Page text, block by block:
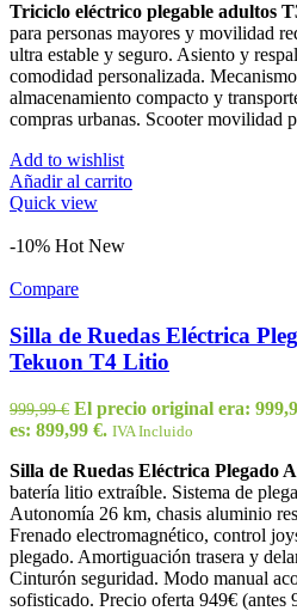
Triciclo eléctrico plegable adultos
para personas mayores y movilidad
ultra estable y seguro. Asiento y
comodidad personalizada.
almacenamiento compacto y
compras urbanas. Scooter movilidad
Add to wishlist
Añadir al carrito
Quick view
-10% Hot New
Compare
Silla de Ruedas Eléctrica
Tekuon T4 Litio
999,99€ El precio original era:
es: 899,99 €. IVA Incluido
Silla de Ruedas Eléctrica Plegado
batería litio extraíble. Sistema de
Autonomía 26 km, chasis aluminio
Frenado electromagnético, control
plegado. Amortiguación trasera y
Cinturón seguridad. Modo manual
sofisticado. Precio oferta 949€ (antes